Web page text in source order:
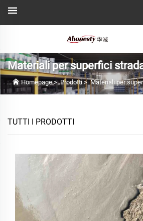
Materiali per superfici
Homepage>Prodotti>Materiali per
TUTTI I PRODOTTI